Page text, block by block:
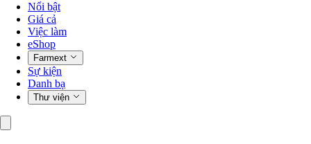
Nổi bật
Giá cả
Việc làm
eShop
Farmext
Sự kiện
Danh bạ
Thư viện